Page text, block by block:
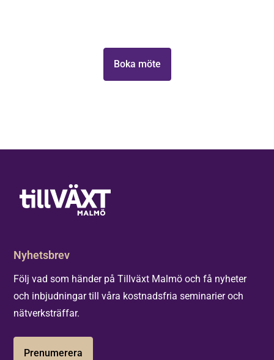
Boka möte
Nyhetsbrev
Följ vad som händer på Tillväxt Malmö och få nyheter
och inbjudningar till våra kostnadsfria seminarier och
nätverksträffar.
Prenumerera